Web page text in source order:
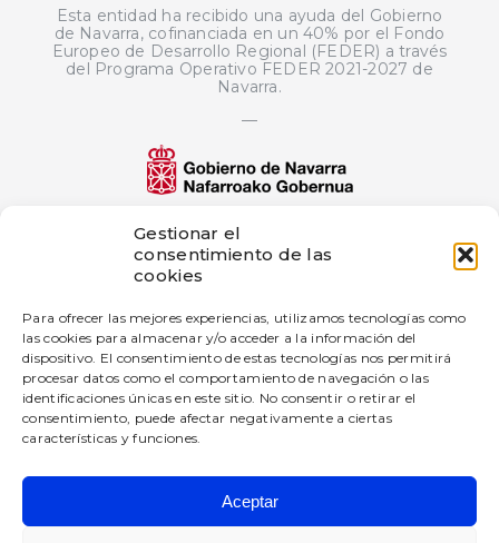
Gestionar el
consentimiento de las
cookies
Para ofrecer las mejores experiencias, utilizamos tecnologías como
las cookies para almacenar y/o acceder a la información del
dispositivo. El consentimiento de estas tecnologías nos permitirá
procesar datos como el comportamiento de navegación o las
identificaciones únicas en este sitio. No consentir o retirar el
consentimiento, puede afectar negativamente a ciertas
características y funciones.
Aceptar
Esta entidad ha recibido una ayuda del Gobierno
de Navarra, cofinanciada en un 40% por el Fondo
Europeo de Desarrollo Regional (FEDER) a través
del Programa Operativo FEDER 2021-2027 de
Navarra.
—
Intelligence Generated Content ha sido
subvencionado por Gobierno de Navarra al
amparo de la convocatoria de 2025 de ayudas a
—
Esta empresa ha recibido una subvención del
Gobierno de Navarra al amparo de la convocatoria
de Fomento de la Empresa Digital Navarra 2025.
BIGD Diseño e Innovación SL
Todos los derechos reservados.